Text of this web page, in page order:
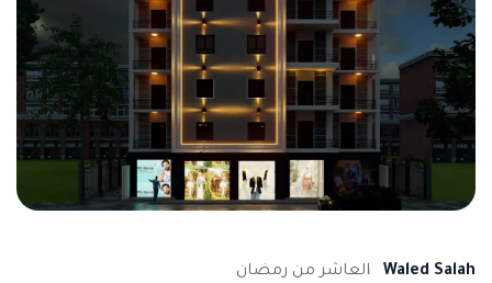
Waled Salah العاشر من رمضان